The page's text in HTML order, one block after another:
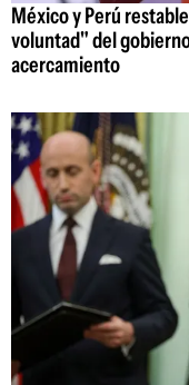
México y Perú
voluntad" del
acercamiento